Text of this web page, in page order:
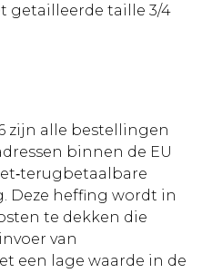
getailleerde taille 3/4
zijn alle bestellingen
binnen de EU
Deze heffing wordt in
te dekken die
van
een lage waarde in de